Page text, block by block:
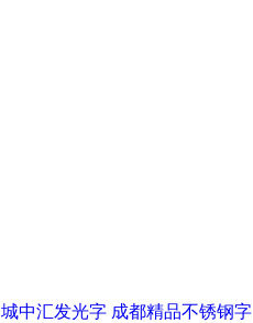
城中汇发光字 成都精品不锈钢字